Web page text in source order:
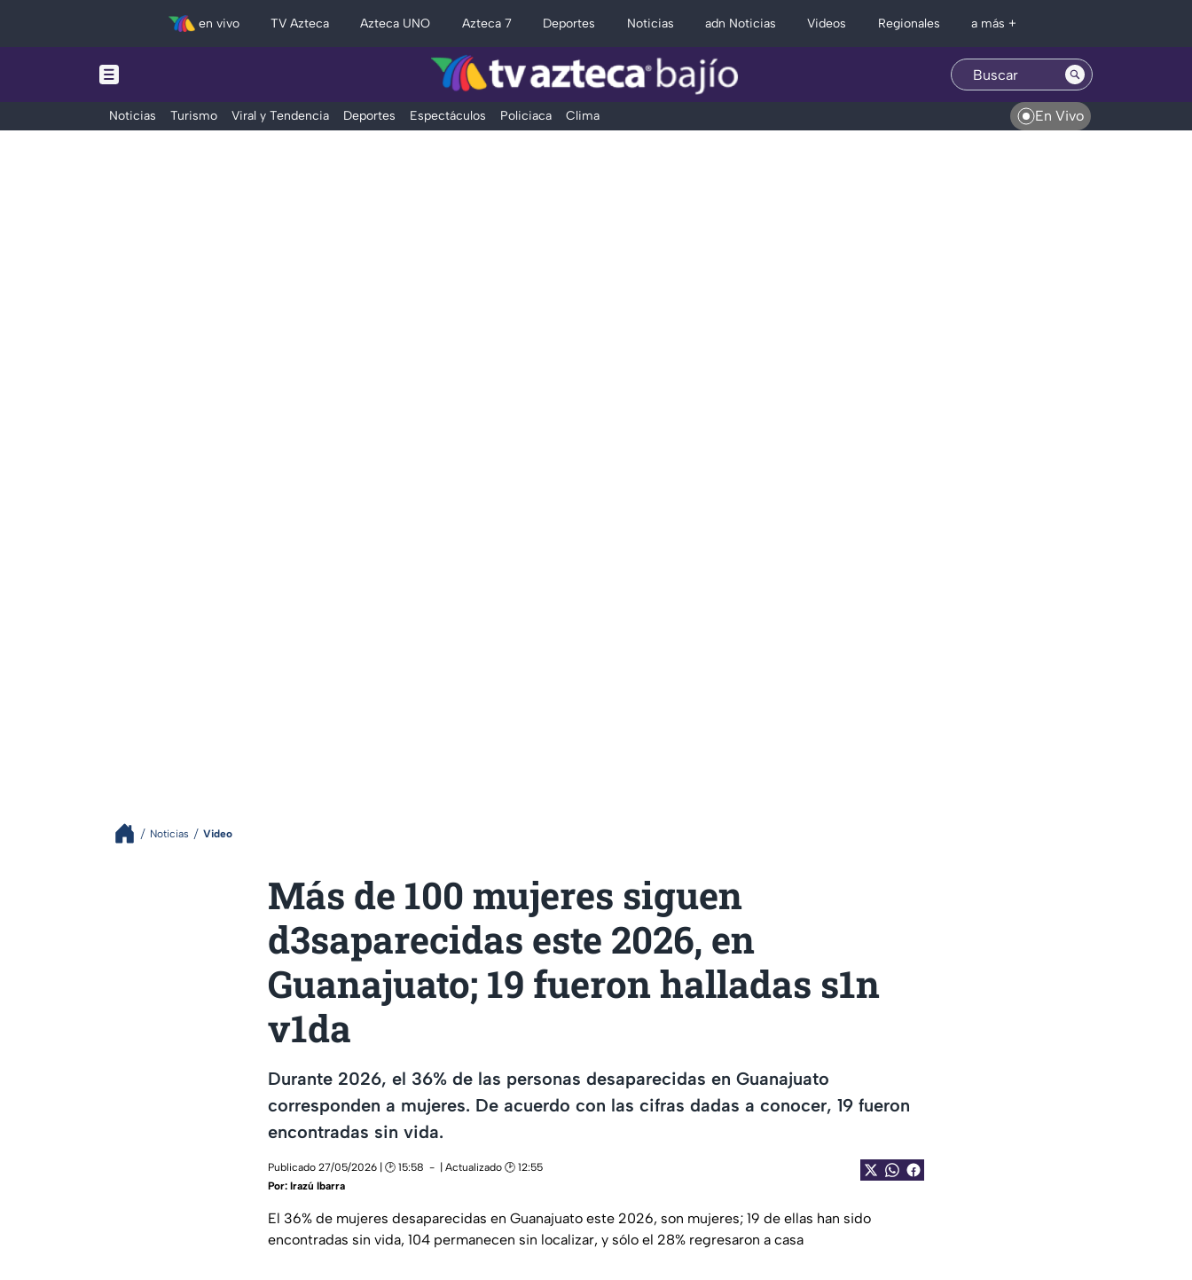
en vivo TV Azteca Azteca UNO Azteca 7 Deportes Noticias adn Noticias Videos Regionales a más +
Noticias Turismo Viral y Tendencia Deportes Espectáculos Policiaca Clima En Vivo
Noticias Video
Más de 100 mujeres siguen
d3saparecidas este 2026, en
Guanajuato; 19 fueron halladas s1n
v1da
Durante 2026, el 36% de las personas desaparecidas en Guanajuato
corresponden a mujeres. De acuerdo con las cifras dadas a conocer, 19 fueron
encontradas sin vida.
Publicado 27/05/2026 | 🕑 15:58
| Actualizado 🕑 12:55
Por: Irazú Ibarra
El 36% de mujeres desaparecidas en Guanajuato este 2026, son mujeres; 19 de ellas han sido
encontradas sin vida, 104 permanecen sin localizar, y sólo el 28% regresaron a casa